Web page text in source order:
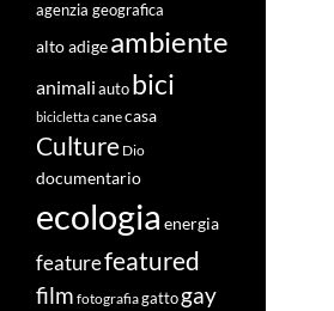
agenzia geografica
alto adigeambiente
animali auto bici
bicicletta canecasa
Culture Dio
documentario
ecologia energia
featurefeatured
film fotografiagatto gay